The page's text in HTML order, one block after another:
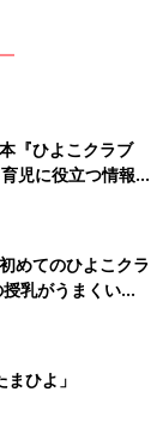
かぎさん。同居
暮らしをしてい
ているので娘を
、私から「お義
と提案しまし
を出し合いまし
ッチンや生活ス
」にしました。
、同居の不安は
『ひよこクラブ
児に役立つ情報が
めてのひよこクラ
乳がうまくい
トラブル 解決テ
ひよ」